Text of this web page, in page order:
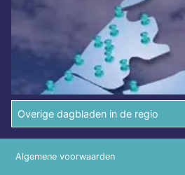
Overige dagbladen in de regio
Algemene voorwaarden